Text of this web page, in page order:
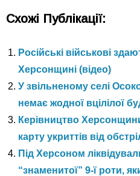
Схожі Публікації:
Російські військові
Херсонщині (відео)
У звільненому селі
немає жодної вцілілої
Керівництво
карту укриттів від
Під Херсоном
“знаменитої” 9-ї роти,